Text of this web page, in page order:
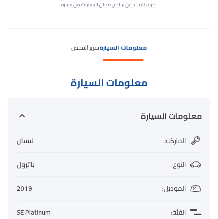
اعرف المزيد عن برنامج ضمان السيارات من سيارة
معلومات السيارةتقرير الفحص
معلومات السيارة
معلومات السيارة
الماركة:
نيسان
النوع:
باترول
الموديل:
2019
الفئة:
SE Platinum